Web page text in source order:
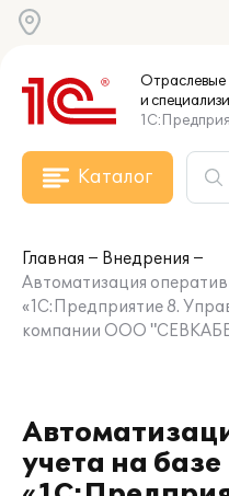
Отраслевые
и
Каталог
Главная
Внедрения
Автоматизация
«1С:Предприятие 8.
компании ООО
учета на